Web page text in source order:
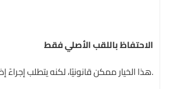
الاحتفاظ باللقب الأصلي فقط
هذا الخيار ممكن قانونيًا، لكنه يتطلب إجراءً إضافيًا.